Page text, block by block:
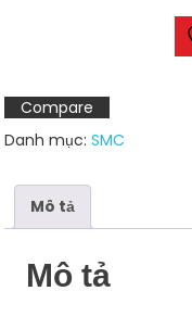
số
lượng
Compare
Danh mục:SMC
Mô tả
Mô tả